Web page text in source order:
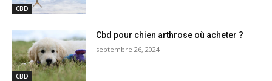
CBD
CBD
Cbd pour chien arthrose où acheter ?
septembre 26, 2024